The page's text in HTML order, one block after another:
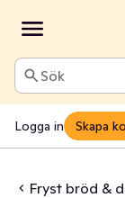
Sök
Logga in Skapa
Fryst bröd &